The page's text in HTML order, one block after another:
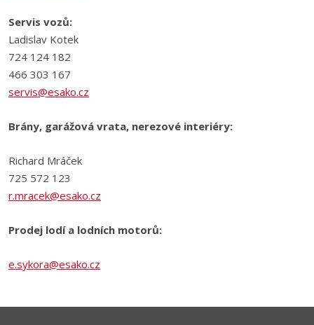
Servis vozů:
Ladislav Kotek
724 124 182
466 303 167
servis@esako.cz
Brány, garážová vrata, nerezové interiéry:
Richard Mráček
725 572 123
r.mracek@esako.cz
Prodej lodí a lodních motorů:
e.sykora@esako.cz